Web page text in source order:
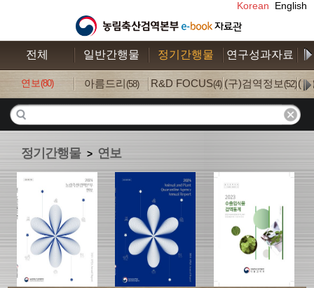
Korean English
전체 일반간행물 정기간행물 연구성과자료
연보(80) 아름드리(58) R&D FOCUS(4) (구)검역정보 (52) (
정기간행물 > 연보